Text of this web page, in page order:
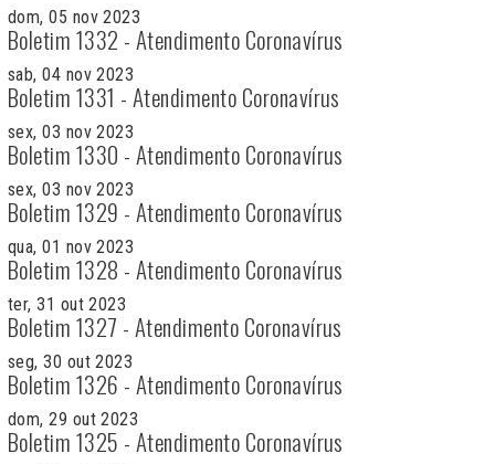
dom, 05 nov 2023
Boletim 1332 - Atendimento Coronavírus
sab, 04 nov 2023
Boletim 1331 - Atendimento Coronavírus
sex, 03 nov 2023
Boletim 1330 - Atendimento Coronavírus
sex, 03 nov 2023
Boletim 1329 - Atendimento Coronavírus
qua, 01 nov 2023
Boletim 1328 - Atendimento Coronavírus
ter, 31 out 2023
Boletim 1327 - Atendimento Coronavírus
seg, 30 out 2023
Boletim 1326 - Atendimento Coronavírus
dom, 29 out 2023
Boletim 1325 - Atendimento Coronavírus